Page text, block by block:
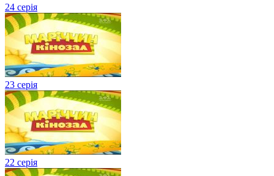
24 серія
23 серія
22 серія